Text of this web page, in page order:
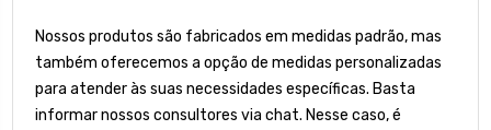
Nossos produtos são fabricados em medidas padrão, mas
também oferecemos a opção de medidas personalizadas
para atender às suas necessidades específicas. Basta
informar nossos consultores via chat. Nesse caso, é